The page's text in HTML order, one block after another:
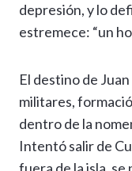
depresión, y lo
estremece: “un
El destino de
militares,
dentro de la
Intentó salir de